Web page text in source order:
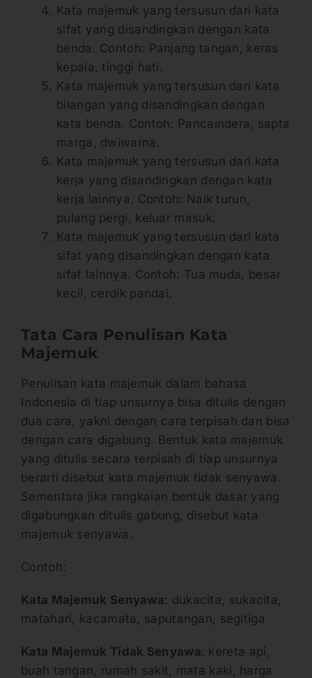
Kata majemuk yang tersusun dari kata
sifat yang disandingkan dengan kata
benda. Contoh: Panjang tangan, keras
kepala, tinggi hati.
Kata majemuk yang tersusun dari kata
bilangan yang disandingkan dengan
kata benda. Contoh: Pancaindera, sapta
marga, dwiwarna.
Kata majemuk yang tersusun dari kata
kerja yang disandingkan dengan kata
kerja lainnya. Contoh: Naik turun,
pulang pergi, keluar masuk.
Kata majemuk yang tersusun dari kata
sifat yang disandingkan dengan kata
sifat lainnya. Contoh: Tua muda, besar
kecil, cerdik pandai.
Tata Cara Penulisan Kata
Majemuk
Penulisan kata majemuk dalam bahasa
Indonesia di tiap unsurnya bisa ditulis dengan
dua cara, yakni dengan cara terpisah dan bisa
dengan cara digabung. Bentuk kata majemuk
yang ditulis secara terpisah di tiap unsurnya
berarti disebut kata majemuk tidak senyawa.
Sementara jika rangkaian bentuk dasar yang
digabungkan ditulis gabung, disebut kata
majemuk senyawa.
Contoh:
Kata Majemuk Senyawa: dukacita, sukacita,
matahari, kacamata, saputangan, segitiga
Kata Majemuk Tidak Senyawa: kereta api,
buah tangan, rumah sakit, mata kaki, harga